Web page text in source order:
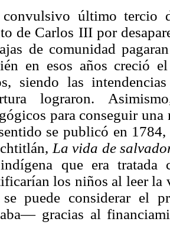
convulsivo último
de Carlos III por
de comunidad
en esos años creció
siendo las
lograron.
para conseguir
se publicó en
La vida de
que era tratada
los niños al leer la
se puede considerar el
gracias al